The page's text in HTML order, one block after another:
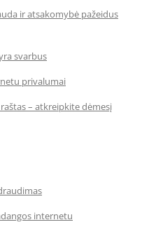
ir atsakomybė pažeidus
svarbus
privalumai
– atkreipkite dėmesį
internetu